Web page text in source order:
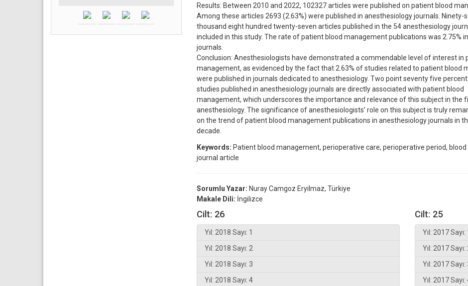
Results: Between 2010 and 2022, 102327 articles were published on patient blood
Among these articles 2693 (2.63%) were published in anesthesiology journals. Ninety-
thousand eight hundred twenty-seven articles published in the 54 anesthesiology
included in this study. The rate of patient blood management publications was 2.75%
journals.
Conclusion: Anesthesiologists have demonstrated a commendable level of interest in
management, as evidenced by the fact that 2.63% of studies related to patient blood
were published in journals dedicated to anesthesiology. Two point seventy five
studies published in anesthesiology journals are directly associated with patient blood
management, which underscores the importance and relevance of this subject in the
anesthesiology. The significance of anesthesiologists’ role on this subject is truly
on the trend of patient blood management publications in anesthesiology journals in
decade.
Keywords: Patient blood management, perioperative care, perioperative period,
journal article
Sorumlu Yazar: Nuray Camgoz Eryilmaz, Türkiye
Makale Dili: İngilizce
Cilt: 26
Yıl: 2018 Sayı: 1
Yıl: 2018 Sayı: 2
Yıl: 2018 Sayı: 3
Yıl: 2018 Sayı: 4
Cilt: 25
Yıl: 2017 Sayı:
Yıl: 2017 Sayı:
Yıl: 2017 Sayı:
Yıl: 2017 Sayı: